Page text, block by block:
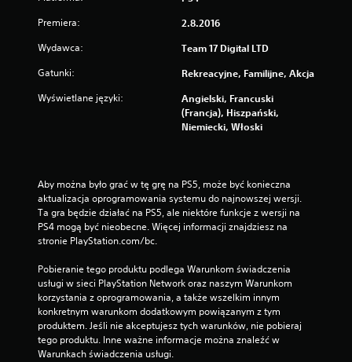
Premiera: 2.8.2016
Wydawca: Team 17 Digital LTD
Gatunki: Rekreacyjne, Familijne, Akcja
Wyświetlane języki:
Angielski, Francuski
(Francja), Hiszpański,
Niemiecki, Włoski
Aby można było grać w tę grę na PS5, może być konieczna
aktualizacja oprogramowania systemu do najnowszej wersji.
Ta gra będzie działać na PS5, ale niektóre funkcje z wersji na
PS4 mogą być nieobecne. Więcej informacji znajdziesz na
stronie PlayStation.com/bc.
Pobieranie tego produktu podlega Warunkom świadczenia
usługi w sieci PlayStation Network oraz naszym Warunkom
korzystania z oprogramowania, a także wszelkim innym
konkretnym warunkom dodatkowym powiązanym z tym
produktem. Jeśli nie akceptujesz tych warunków, nie pobieraj
tego produktu. Inne ważne informacje można znaleźć w
Warunkach świadczenia usługi.